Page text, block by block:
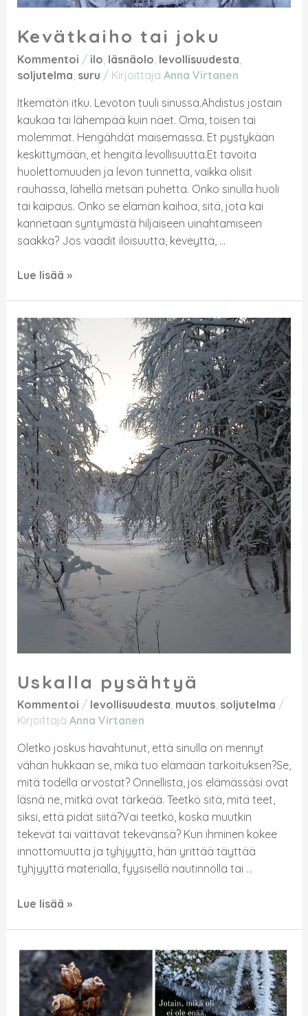
Kevätkaiho tai joku
Kommentoi / ilo läsnäolo levollisuudesta
soljutelma suru / Kirjoittaja Anna Virtanen
Itkemätön itku. Levoton tuuli sinussa.Ahdistus jostain
kaukaa tai lähempää kuin näet. Oma, toisen tai
molemmat. Hengähdät maisemassa. Et pystykään
keskittymään, et hengitä levollisuutta.Et tavoita
huolettomuuden ja levon tunnetta, vaikka olisit
rauhassa, lähellä metsän puhetta. Onko sinulla huoli
tai kaipaus. Onko se elämän kaihoa, sitä, jota kai
kannetaan syntymästä hiljaiseen uinahtamiseen
saakka? Jos vaadit iloisuutta, keveyttä, …
Lue lisää »
Uskalla pysähtyä
Kommentoi / levollisuudesta, muutos, soljutelma /
Kirjoittaja Anna Virtanen
Oletko joskus havahtunut, että sinulla on mennyt
vähän hukkaan se, mikä tuo elämään tarkoituksen?Se,
mitä todella arvostat? Onnellista, jos elämässäsi ovat
läsnä ne, mitkä ovat tärkeää. Teetkö sitä, mitä teet,
siksi, että pidät siitä?Vai teetkö, koska muutkin
tekevät tai väittävät tekevänsä? Kun ihminen kokee
innottomuutta ja tyhjyyttä, hän yrittää täyttää
tyhjyyttä materialla, fyysisellä nautinnolla tai …
Lue lisää »